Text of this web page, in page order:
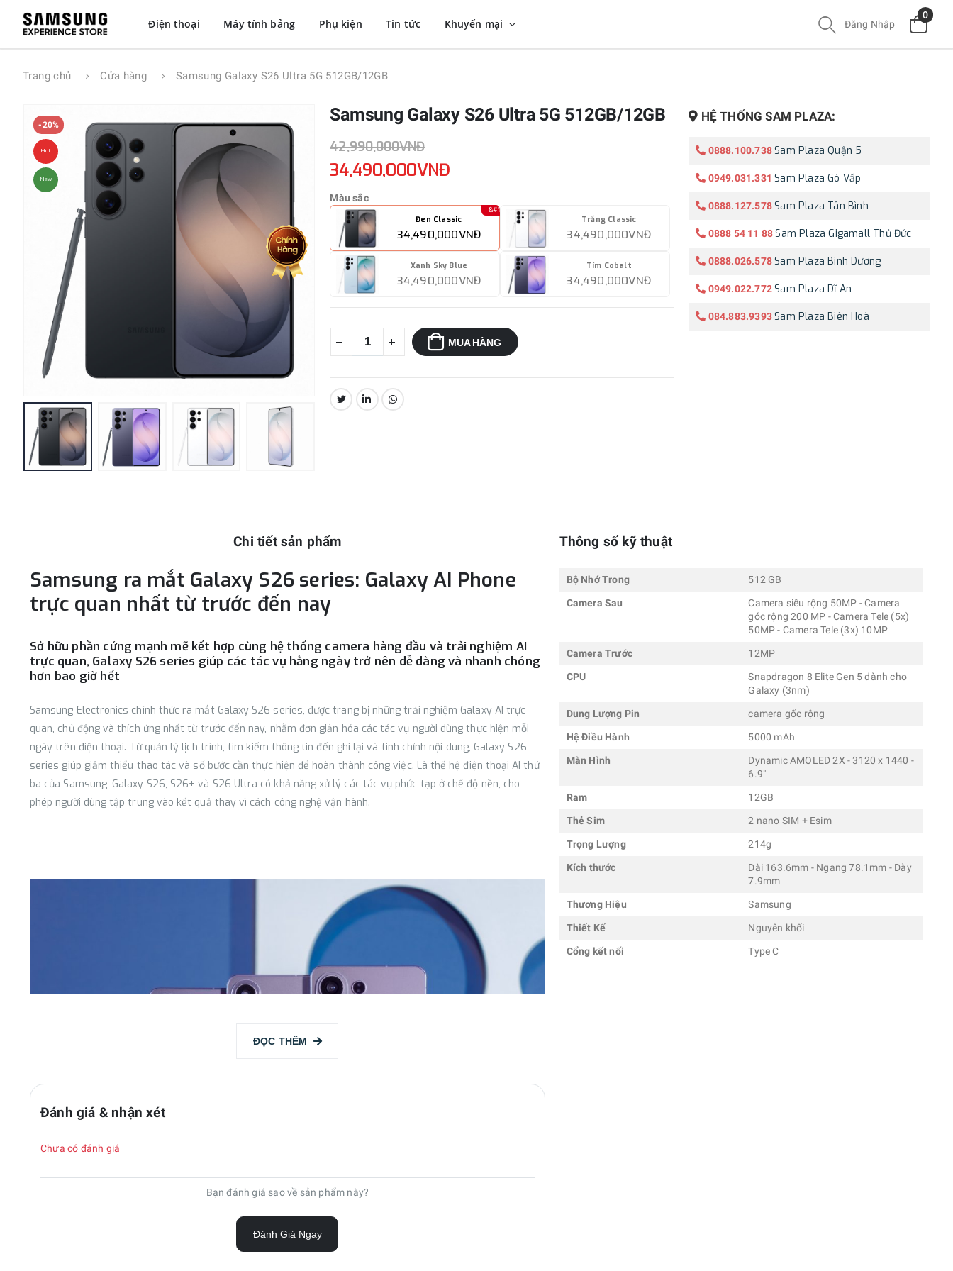
Điện thoại Máy tính bảng Phụ kiện Tin tức Khuyến mại Đăng Nhập
0
Trang chủ Cửa hàng Samsung Galaxy S26 Ultra 5G 512GB/12GB
-20%
Hot
New
Samsung Galaxy S26 Ultra 5G 512GB/12GB
42,990,000VNĐ
34,490,000VNĐ
Màu sắc
Đen Classic
34,490,000VNĐ
Trắng Classic
34,490,000VNĐ
Xanh Sky Blue
34,490,000VNĐ
Tím Cobalt
34,490,000VNĐ
MUA HÀNG
CHIA SẺ:
HỆ THỐNG SAM PLAZA:
0888.100.738 Sam Plaza Quận 5
0949.031.331 Sam Plaza Gò Vấp
0888.127.578 Sam Plaza Tân Bình
0888 54 11 88 Sam Plaza Gigamall Thủ Đức
0888.026.578 Sam Plaza Bình Dương
0949.022.772 Sam Plaza Dĩ An
084.883.9393 Sam Plaza Biên Hoà
Chi tiết sản phẩm
Samsung ra mắt Galaxy S26 series: Galaxy AI Phone
trực quan nhất từ trước đến nay
Sở hữu phần cứng mạnh mẽ kết hợp cùng hệ thống camera hàng đầu và trải nghiệm AI
trực quan, Galaxy S26 series giúp các tác vụ hằng ngày trở nên dễ dàng và nhanh chóng
hơn bao giờ hết
Samsung Electronics chính thức ra mắt Galaxy S26 series, được trang bị những trải nghiệm Galaxy AI trực
quan, chủ động và thích ứng nhất từ trước đến nay, nhằm đơn giản hóa các tác vụ người dùng thực hiện mỗi
ngày trên điện thoại. Từ quản lý lịch trình, tìm kiếm thông tin đến ghi lại và tinh chỉnh nội dung, Galaxy S26
series giúp giảm thiểu thao tác và số bước cần thực hiện để hoàn thành công việc. Là thế hệ điện thoại AI thứ
ba của Samsung, Galaxy S26, S26+ và S26 Ultra có khả năng xử lý các tác vụ phức tạp ở chế độ nền, cho
phép người dùng tập trung vào kết quả thay vì cách công nghệ vận hành.
ĐỌC THÊM
Đánh giá & nhận xét
Chưa có đánh giá
Bạn đánh giá sao về sản phẩm này?
Đánh Giá Ngay
Thông số kỹ thuật
Bộ Nhớ Trong 512 GB
Camera Sau
Camera siêu rộng 50MP - Camera
góc rộng 200 MP - Camera Tele (5x)
50MP - Camera Tele (3x) 10MP
Camera Trước 12MP
CPU
Snapdragon 8 Elite Gen 5 dành cho
Galaxy (3nm)
Dung Lượng Pin camera gốc rộng
Hệ Điều Hành 5000 mAh
Màn Hình
Dynamic AMOLED 2X - 3120 x 1440 -
6.9"
Ram 12GB
Thẻ Sim 2 nano SIM + Esim
Trọng Lượng 214g
Kích thước
Dài 163.6mm - Ngang 78.1mm - Dày
7.9mm
Thương Hiệu Samsung
Thiết Kế Nguyên khối
Cổng kết nối Type C